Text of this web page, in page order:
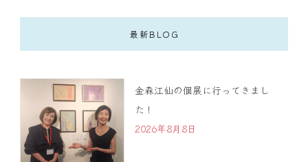
最新BLOG
金森江仙の個展に行ってきまし
た！
2026年8月8日